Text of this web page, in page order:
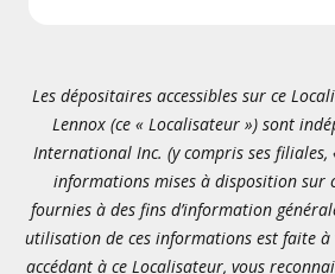
Les dépositaires accessibles sur ce
Lennox (ce « Localisateur ») sont
International Inc. (y compris ses filiales,
informations mises à disposition sur
fournies à des fins d’information
utilisation de ces informations est faite à
accédant à ce Localisateur, vous